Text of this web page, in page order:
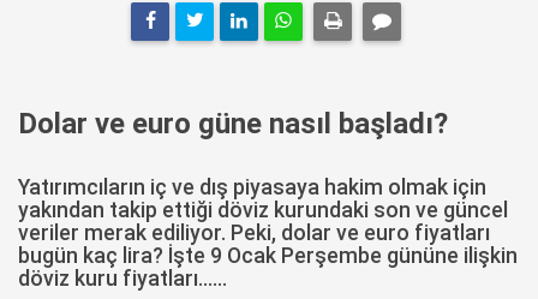
Dolar ve euro güne nasıl başladı?
Yatırımcıların iç ve dış piyasaya hakim olmak için
yakından takip ettiği döviz kurundaki son ve güncel
veriler merak ediliyor. Peki, dolar ve euro fiyatları
bugün kaç lira? İşte 9 Ocak Perşembe gününe ilişkin
döviz kuru fiyatları......